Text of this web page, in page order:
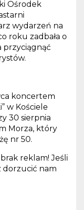
Ośrodek
wydarzeń na
roku zadbała o
przyciągnąć
koncertem
w Kościele
30 sierpnia
Morza, który
nr 50.
reklam! Jeśli
dorzucić nam